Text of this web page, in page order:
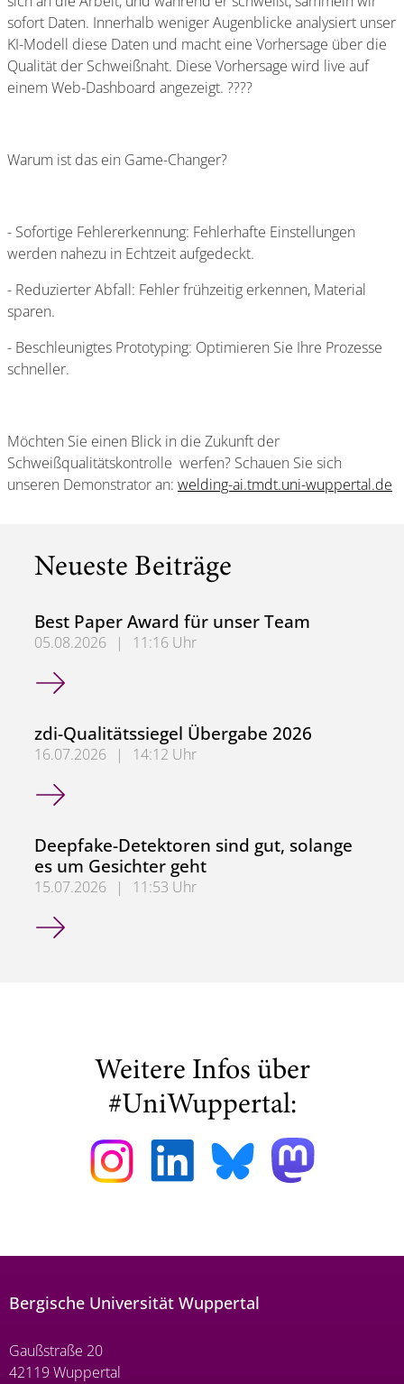
sofort Daten. Innerhalb weniger Augenblicke analysiert unser
KI-Modell diese Daten und macht eine Vorhersage über die
Qualität der Schweißnaht. Diese Vorhersage wird live auf
einem Web-Dashboard angezeigt. ????
Warum ist das ein Game-Changer?
- Sofortige Fehlererkennung: Fehlerhafte Einstellungen
werden nahezu in Echtzeit aufgedeckt.
- Reduzierter Abfall: Fehler frühzeitig erkennen, Material
sparen.
- Beschleunigtes Prototyping: Optimieren Sie Ihre Prozesse
schneller.
Möchten Sie einen Blick in die Zukunft der
Schweißqualitätskontrolle werfen? Schauen Sie sich
unseren Demonstrator an: welding-ai.tmdt.uni-wuppertal.de
Neueste Beiträge
Best Paper Award für unser Team
05.08.2026 |
11:16 Uhr
Best Paper Award für unser Team
zdi-Qualitätssiegel Übergabe 2026
16.07.2026 |
14:12 Uhr
zdi-Qualitätssiegel Übergabe 2026
Deepfake-Detektoren sind gut, solange
es um Gesichter geht
15.07.2026 |
11:53 Uhr
Deepfake-Detektoren sind gut, solange es um Gesichter
Weitere Infos über
#UniWuppertal:
Bergische Universität Wuppertal
Gaußstraße 20
42119 Wuppertal